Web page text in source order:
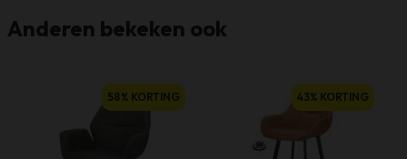
Anderen bekeken ook
58% KORTING 43% KORTING